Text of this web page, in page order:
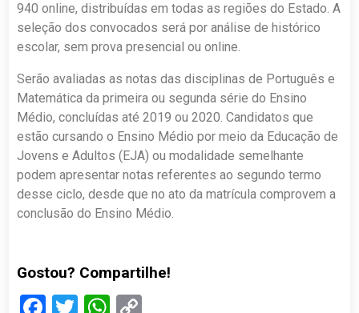
940 online, distribuídas em todas as regiões do Estado. A
seleção dos convocados será por análise de histórico
escolar, sem prova presencial ou online.
Serão avaliadas as notas das disciplinas de Português e
Matemática da primeira ou segunda série do Ensino
Médio, concluídas até 2019 ou 2020. Candidatos que
estão cursando o Ensino Médio por meio da Educação de
Jovens e Adultos (EJA) ou modalidade semelhante
podem apresentar notas referentes ao segundo termo
desse ciclo, desde que no ato da matrícula comprovem a
conclusão do Ensino Médio.
Gostou? Compartilhe!